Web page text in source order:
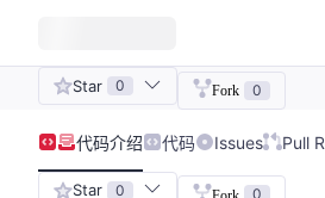
Star 0 Fork 0
代码介绍 代码 Issues Pull
Star 0 0